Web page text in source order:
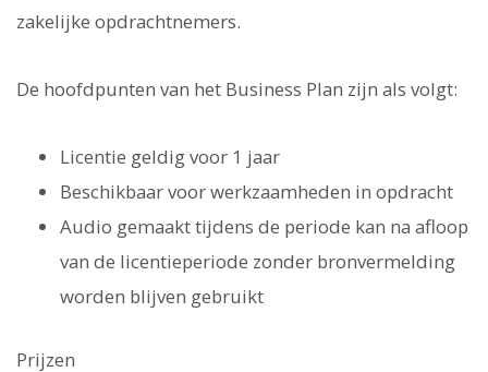
zakelijke opdrachtnemers.
De hoofdpunten van het Business Plan zijn als volgt:
Licentie geldig voor 1 jaar
Beschikbaar voor werkzaamheden in opdracht
Audio gemaakt tijdens de periode kan na afloop
van de licentieperiode zonder bronvermelding
worden blijven gebruikt
Prijzen